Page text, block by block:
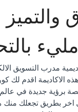
مدرب التسويق
الاكاديمة اقدم لك
برؤية جديدة في عالم
بطريق تجعلك منك